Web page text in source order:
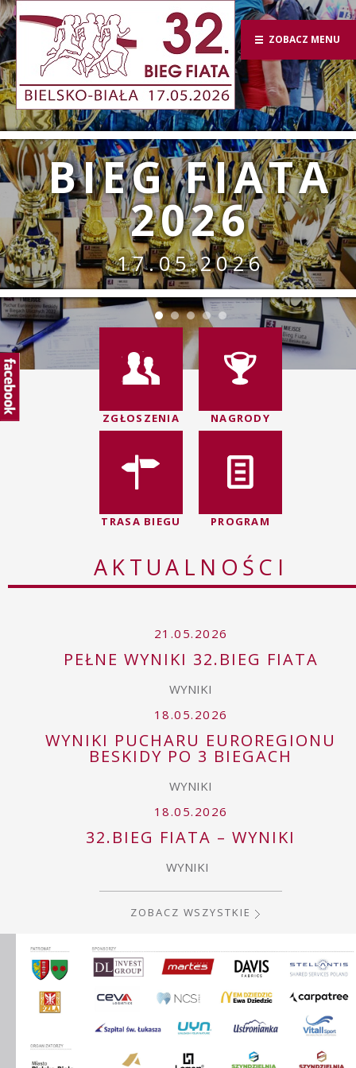
ZOBACZ MENU
BIEG FIATA
2026
17.05.2026
ZGŁOSZENIA NAGRODY
TRASA BIEGU PROGRAM
AKTUALNOŚCI
21.05.2026
PEŁNE WYNIKI 32.BIEG FIATA
WYNIKI
18.05.2026
WYNIKI PUCHARU EUROREGIONU
BESKIDY PO 3 BIEGACH
WYNIKI
18.05.2026
32.BIEG FIATA – WYNIKI
WYNIKI
ZOBACZ WSZYSTKIE